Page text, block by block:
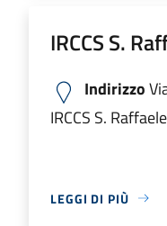
IRCCS S.
Indirizzo
IRCCS S.
LEGGI DI PIÙ